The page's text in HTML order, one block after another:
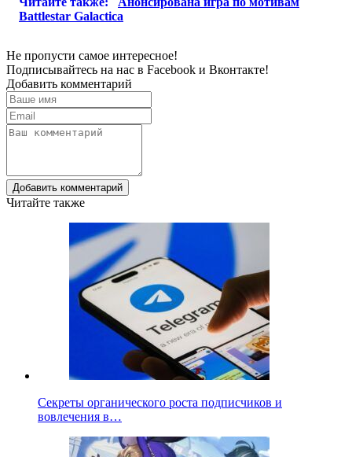
Battlestar Galactica
Не пропусти самое интересное!
Подписывайтесь на нас в Facebook и Вконтакте!
Добавить комментарий
Добавить комментарий
Читайте также
Секреты органического роста подписчиков и
вовлечения в…